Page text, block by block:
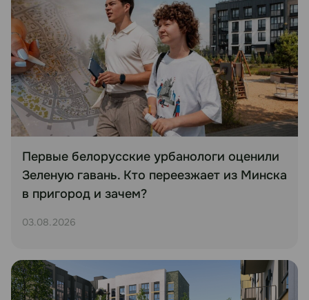
Первые белорусские урбанологи оценили
Зеленую гавань. Кто переезжает из Минска
в пригород и зачем?
03.08.2026